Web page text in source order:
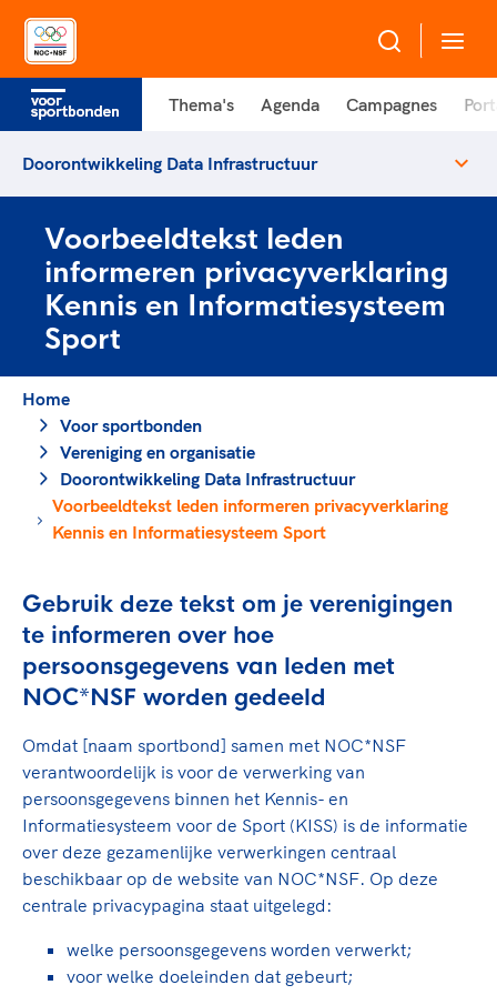
Over NOC*NSF
Leden
Algemene Vergadering
Raad van Toezicht en Bestuur
Merkbescherming NOC*NSF
Onze partners
Geven aan Sport
Sportonderzoek
Game Changer
TeamNL kids
Olympische geschiedenis
Nieuwspagina
Columns
Sport gaat niet vanzelf
Sportdeelname
Bonden en professionals in de sport
Beleidsmedewerkers
Clubbestuurders
Coördinatoren en opleiders
Trainer-coaches
Officials
Veilige en integere sport
Duurzaamheid
Bekwaam sportkader
Vitale clubs en bestuurlijk kader
Sportmatch
Handboek Wet- en Regelgeving
Opleidingen en trainingen
Ruimte voor sport
Topsport
Voor talentvolle sporters
Atletencommissie
Paralympische Talentdag
TeamNL Academie Kalender
TeamNL Sport Science Centre
Olympische Spelen LA28
Europese Spelen Istanbul 2027
Topsportbeleid
Topsportfinanciering
Maatschappelijke waarde topsport
Voor bonden
Pers
Thema's Agenda Campagnes
Doorontwikkeling Data Infrastructuur
Voorbeeldtekst leden
informeren privacyverklaring
Kennis en Informatiesysteem
Sport
Home
Voor sportbonden
Vereniging en organisatie
Doorontwikkeling Data Infrastructuur
Voorbeeldtekst leden informeren privacyverklaring
Kennis en Informatiesysteem Sport
Gebruik deze tekst om je verenigingen
te informeren over hoe
persoonsgegevens van leden met
NOC*NSF worden gedeeld
Omdat [naam sportbond] samen met NOC*NSF
verantwoordelijk is voor de verwerking van
persoonsgegevens binnen het Kennis- en
Informatiesysteem voor de Sport (KISS) is de informatie
over deze gezamenlijke verwerkingen centraal
beschikbaar op de website van NOC*NSF. Op deze
centrale privacypagina staat uitgelegd:
welke persoonsgegevens worden verwerkt;
voor welke doeleinden dat gebeurt;